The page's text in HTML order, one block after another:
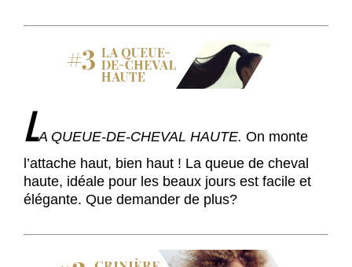
LA QUEUE-DE-CHEVAL HAUTE. On monte
l’attache haut, bien haut ! La queue de cheval
haute, idéale pour les beaux jours est facile et
élégante. Que demander de plus?